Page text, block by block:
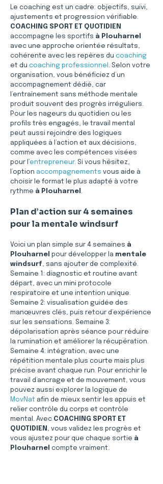
Le coaching est un cadre: objectifs, suivi,
ajustements et progression vérifiable.
COACHING SPORT ET QUOTIDIEN
accompagne les sportifs à Plouharnel
avec une approche orientée résultats,
cohérente avec les repères du coaching
et du coaching professionnel . Selon votre
organisation, vous bénéficiez d’un
accompagnement dédié, car
l’entraînement sans méthode mentale
produit souvent des progrès irréguliers.
Pour les nageurs du quotidien ou les
profils très engagés, le travail mental
peut aussi rejoindre des logiques
appliquées à l’action et aux décisions,
comme avec les compétences visées
pour l’entrepreneur. Si vous hésitez,
l’option accompagnements vous aide à
choisir le format le plus adapté à votre
rythme à Plouharnel .
Plan d’action sur 4 semaines
pour la mentale windsurf
Voici un plan simple sur 4 semaines à
Plouharnel pour développer la mentale
windsurf, sans ajouter de complexité.
Semaine 1: diagnostic et routine avant
départ, avec un mini protocole
respiratoire et une intention unique.
Semaine 2: visualisation guidée des
manœuvres clés, puis retour d’expérience
sur les sensations. Semaine 3:
dépolarisation après séance pour réduire
la rumination et améliorer la récupération.
Semaine 4: intégration, avec une
répétition mentale plus courte mais plus
précise avant chaque run. Pour enrichir le
travail d’ancrage et de mouvement, vous
pouvez aussi explorer la logique de
MovNat afin de mieux sentir les appuis et
relier contrôle du corps et contrôle
mental. Avec COACHING SPORT ET
QUOTIDIEN , vous validez les progrès et
vous ajustez pour que chaque sortie à
Plouharnel
compte vraiment.